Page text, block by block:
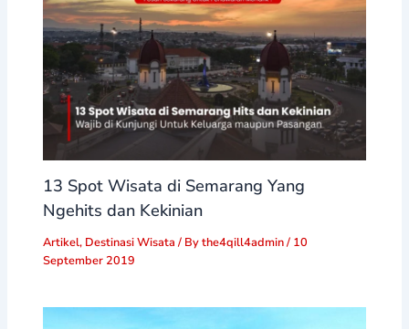
13 Spot Wisata di Semarang Yang
Ngehits dan Kekinian
Artikel, Destinasi Wisata/ Bythe4qill4admin/ 10
September 2019